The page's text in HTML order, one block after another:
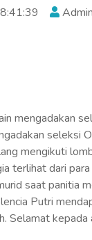
Admin
mengadakan
seleksi
mengikuti
terlihat dari
saat panitia
Putri
Selamat kepada